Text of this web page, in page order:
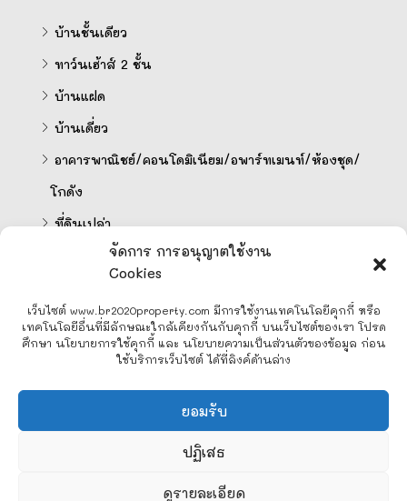
จัดการ การอนุญาตใช้งาน
Cookies
เว็บไซต์ www.br2020property.com มีการใช้งานเทคโนโลยีคุกกี้ หรือ
เทคโนโลยีอื่นที่มีลักษณะใกล้เคียงกันกับคุกกี้ บนเว็บไซต์ของเรา โปรด
ศึกษา นโยบายการใช้คุกกี้ และ นโยบายความเป็นส่วนตัวของข้อมูล ก่อน
ใช้บริการเว็บไซต์ ได้ที่ลิงค์ด้านล่าง
ยอมรับ
ปฏิเสธ
ดูรายละเอียด
บ้านชั้นเดียว
ทาว์นเฮ้าส์ 2 ชั้น
บ้านแฝด
บ้านเดี่ยว
อาคารพาณิชย์/คอนโดมิเนียม/อพาร์ทเมนท์/ห้องชุด/
โกดัง
ที่ดินเปล่า
คำนวนสินเชื่อออนไลน์